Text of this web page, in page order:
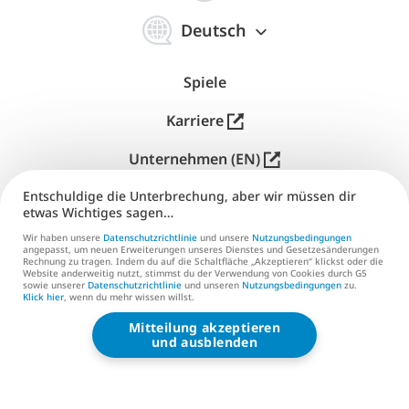
Deutsch
体
中
Spiele
Karriere
Unternehmen (EN)
Herausgeber (EN)
Support
Kontaktiere uns (EN)
G5 ENTERTAINMENT ®
© 2026 G5 Entertainment AB
Entschuldige die Unterbrechung, aber wir müssen dir
etwas Wichtiges sagen…
Wir haben unsere Datenschutzrichtlinie und unsere Nutzungsbedingungen
angepasst, um neuen Erweiterungen unseres Dienstes und Gesetzesänderungen
Rechnung zu tragen. Indem du auf die Schaltfläche „Akzeptieren“ klickst oder die
Website anderweitig nutzt, stimmst du der Verwendung von Cookies durch G5
sowie unserer Datenschutzrichtlinie und unseren Nutzungsbedingungen zu.
Klick hier, wenn du mehr wissen willst.
Mitteilung akzeptieren
und ausblenden